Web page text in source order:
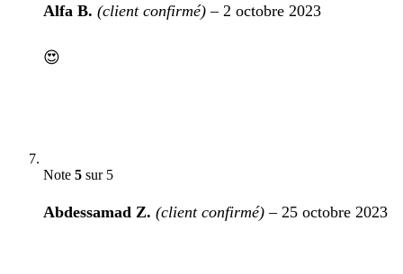
Alfa B. (client confirmé) – 2 octobre 2023
😍
Note 5 sur 5
Abdessamad Z. (client confirmé) – 25 octobre 2023